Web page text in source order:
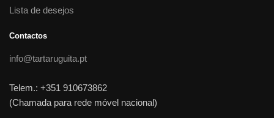
Lista de desejos
Contactos
info@tartaruguita.pt
Telem.: +351 910673862
(Chamada para rede móvel nacional)